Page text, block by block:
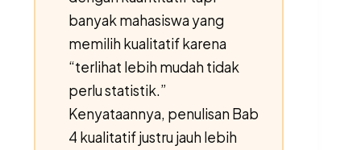
banyak mahasiswa yang
memilih kualitatif karena
“terlihat lebih mudah tidak
perlu statistik.”
Kenyataannya, penulisan Bab
4 kualitatif justru jauh lebih